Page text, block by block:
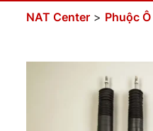
NAT Center > Phuộc